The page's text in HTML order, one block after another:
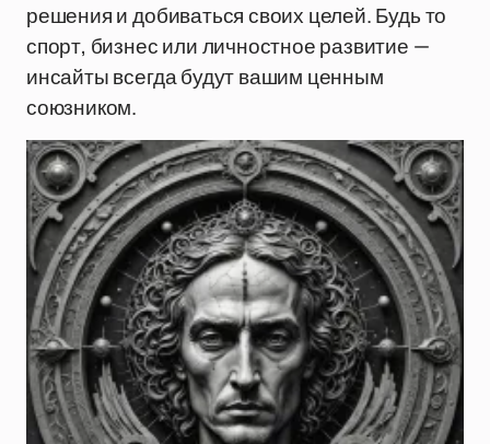
решения и добиваться своих целей. Будь то
спорт, бизнес или личностное развитие —
инсайты всегда будут вашим ценным
союзником.